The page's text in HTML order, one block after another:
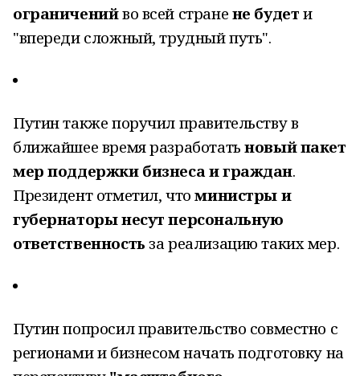
ограниченийво всей стране не будет и
"впереди сложный, трудный путь".
Путин также поручил правительству в
ближайшее время разработатьновый пакет
мер поддержки бизнеса и граждан.
Президент отметил, чтоминистры и
губернаторы несут персональную
ответственность за реализацию таких мер.
Путин попросил правительство совместно с
регионами и бизнесом начать подготовку на